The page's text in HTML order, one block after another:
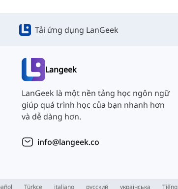
Tải ứng dụng LanGeek
Langeek
LanGeek là một nền tảng học ngôn ngữ
giúp quá trình học của bạn nhanh hơn
và dễ dàng hơn.
info@langeek.co
Türkçe italiano русский українська Tiếng